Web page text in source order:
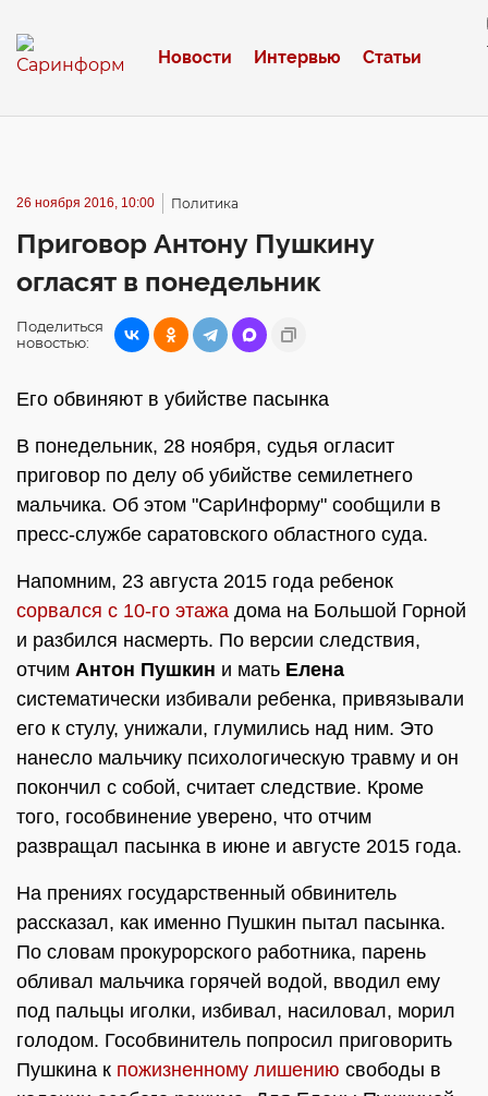
Новости Интервью Статьи
26 ноября 2016, 10:00 Политика
Приговор Антону Пушкину
огласят в понедельник
Поделиться
новостью:
Его обвиняют в убийстве пасынка
В понедельник, 28 ноября, судья огласит
приговор по делу об убийстве семилетнего
мальчика. Об этом "СарИнформу" сообщили в
пресс-службе саратовского областного суда.
Напомним, 23 августа 2015 года ребенок
сорвался с 10-го этажа дома на Большой Горной
и разбился насмерть. По версии следствия,
отчим Антон Пушкин и мать Елена
систематически избивали ребенка, привязывали
его к стулу, унижали, глумились над ним. Это
нанесло мальчику психологическую травму и он
покончил с собой, считает следствие. Кроме
того, гособвинение уверено, что отчим
развращал пасынка в июне и августе 2015 года.
На прениях государственный обвинитель
рассказал, как именно Пушкин пытал пасынка.
По словам прокурорского работника, парень
обливал мальчика горячей водой, вводил ему
под пальцы иголки, избивал, насиловал, морил
голодом. Гособвинитель попросил приговорить
Пушкина к пожизненному лишению свободы в